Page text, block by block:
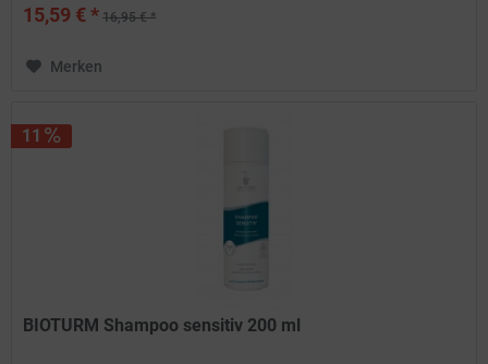
15,59 € * 16,95 € *
Merken
11
BIOTURM Shampoo sensitiv 200 ml